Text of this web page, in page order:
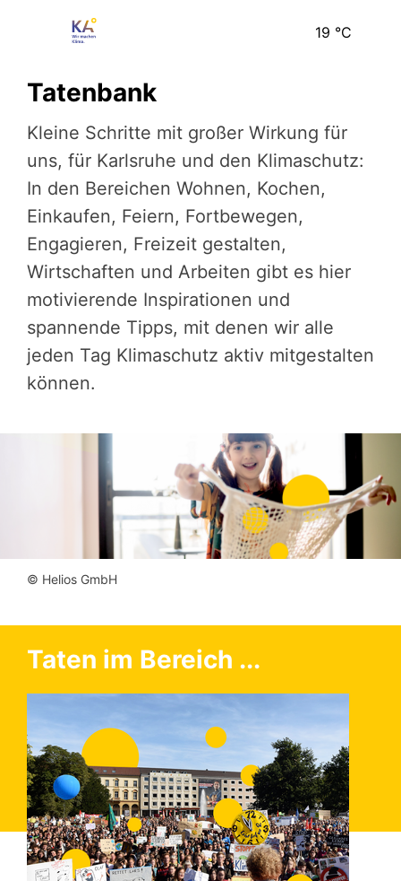
19 °C
Tatenbank
Kleine Schritte mit großer Wirkung für
uns, für Karlsruhe und den Klimaschutz:
In den Bereichen Wohnen, Kochen,
Einkaufen, Feiern, Fortbewegen,
Engagieren, Freizeit gestalten,
Wirtschaften und Arbeiten gibt es hier
motivierende Inspirationen und
spannende Tipps, mit denen wir alle
jeden Tag Klimaschutz aktiv mitgestalten
können.
© Helios GmbH
Taten im Bereich ...